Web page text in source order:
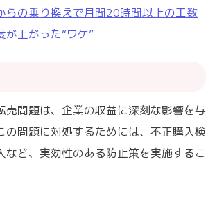
らの乗り換えで月間20時間以上の工数
が上がった“ワケ”
売問題は、企業の収益に深刻な影響を与
の問題に対処するためには、不正購入検
など、実効性のある防止策を実施するこ